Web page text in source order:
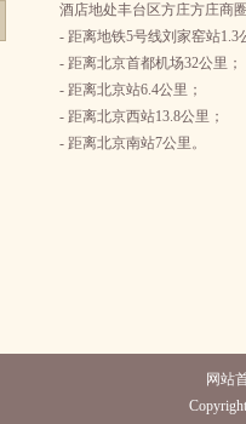
酒店地处丰台区方庄方庄商
- 距离地铁5号线刘家窑站1.3
- 距离北京首都机场32公里；
- 距离北京站6.4公里；
- 距离北京西站13.8公里；
- 距离北京南站7公里。
网站